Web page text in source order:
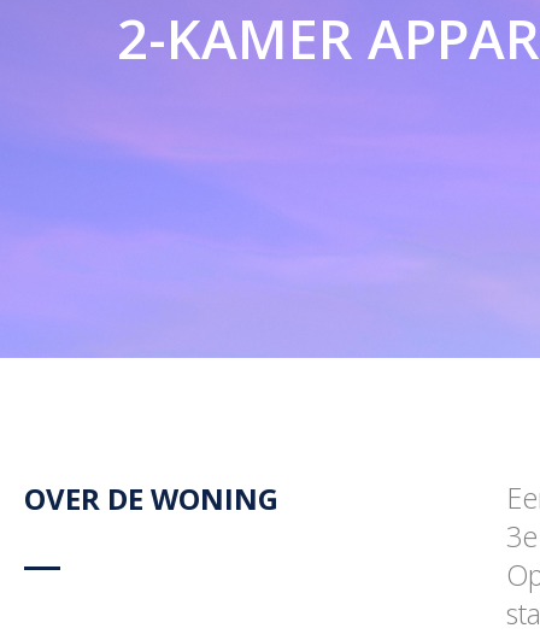
2-KAMER
OVER DE WONING